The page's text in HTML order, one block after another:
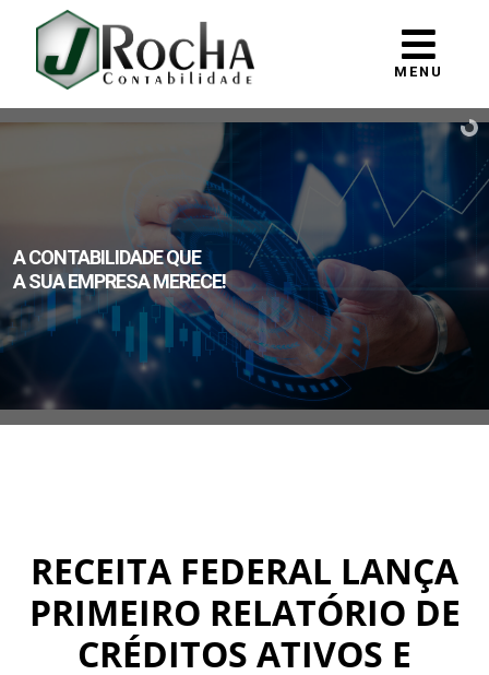
MENU
A CONTABILIDADE QUE
A SUA EMPRESA MERECE!
RECEITA FEDERAL LANÇA
PRIMEIRO RELATÓRIO DE
CRÉDITOS ATIVOS E